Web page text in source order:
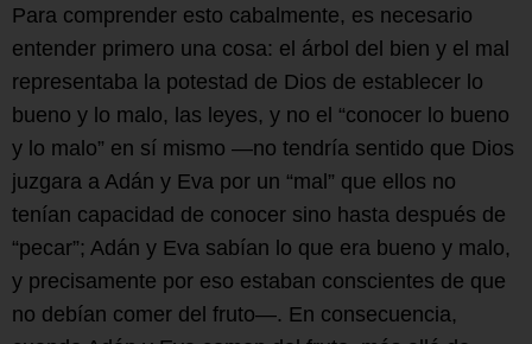
Para comprender esto cabalmente, es necesario
entender primero una cosa: el árbol del bien y el mal
representaba la potestad de Dios de establecer lo
bueno y lo malo, las leyes, y no el “conocer lo bueno
y lo malo” en sí mismo —no tendría sentido que Dios
juzgara a Adán y Eva por un “mal” que ellos no
tenían capacidad de conocer sino hasta después de
“pecar”; Adán y Eva sabían lo que era bueno y malo,
y precisamente por eso estaban conscientes de que
no debían comer del fruto—. En consecuencia,